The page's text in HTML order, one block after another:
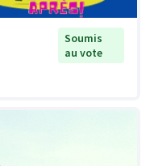
Soumis
au vote